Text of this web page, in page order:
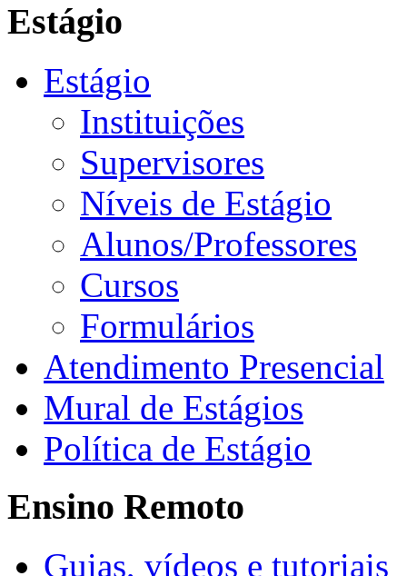
Estágio
Estágio
Instituições
Supervisores
Níveis de Estágio
Alunos/Professores
Cursos
Formulários
Atendimento Presencial
Mural de Estágios
Política de Estágio
Ensino Remoto
Guias, vídeos e tutoriais